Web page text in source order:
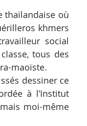
thaïlandaise où
khmers
social
tous des
maoïste.
dessiner ce
à l’Institut
moi-même